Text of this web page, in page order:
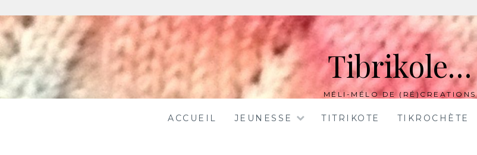
Skip
to
content
Tibrikole…
MÉLI-MÉLO DE (RÉ)CREATIONS
ACCUEIL JEUNESSE TITRIKOTE TIKROCHÈTE